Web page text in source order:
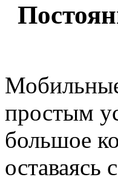
простым
большое
оставаясь